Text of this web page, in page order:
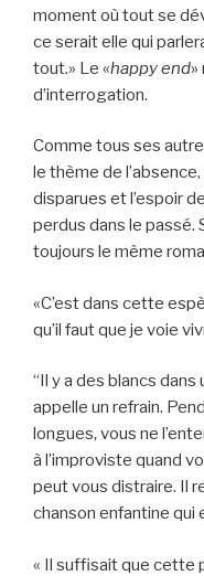
moment où tout se
ce serait elle qui
tout.» Le «happy end
d’interrogation.
Comme tous ses
le thème de
disparues et l’espoir
perdus dans le passé.
toujours le même
«C’est dans cette
qu’il faut que je voie
“Il y a des blancs dans
appelle un refrain.
longues, vous ne
à l’improviste quand
peut vous distraire. Il
chanson enfantine qui
« Il suffisait que cette